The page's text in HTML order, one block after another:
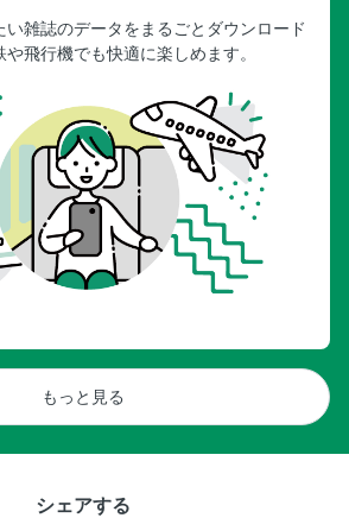
い雑誌のデータをまるごとダウンロード
飛行機でも快適に楽しめます。
もっと見る
シェアする